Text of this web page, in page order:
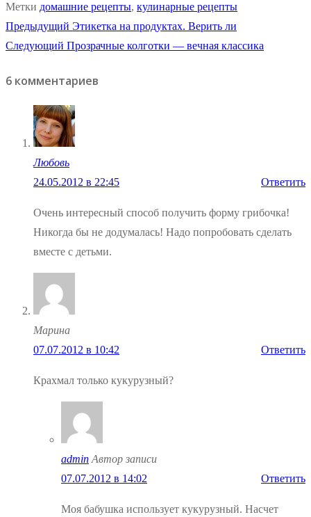
Метки домашние рецепты, кулинарные рецепты
Навигация
записям
Предыдущий Предыдущая
запись:
Этикетка на продуктах. Верить ли
Следующий Следующая
Прозрачные колготки — вечная классика
6 комментариев
Любовь
24.05.2012 в 22:45
Ответить
Очень интересный способ получить форму грибочка!
Никогда бы не додумалась! Надо попробовать сделать
вместе с детьми.
Марина
07.07.2012 в 10:42
Ответить
Крахмал только кукурузный?
admin Автор записи
07.07.2012 в 14:02
Ответить
Моя бабушка использует кукурузный. Насчет